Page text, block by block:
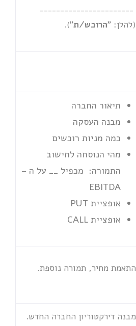
_______________________
(להלן: "הרוכש/ת").
תיאור החברה
מבנה העסקה
כמה מניות רוכשים
מהי הנוסחה לחישוב
התמורה: מכפיל __ על ה –
EBITDA
אופציית PUT
אופציית CALL
התאמת מחיר, תמורה נוספת.
מבנה דירקטוריון החברה החדש.